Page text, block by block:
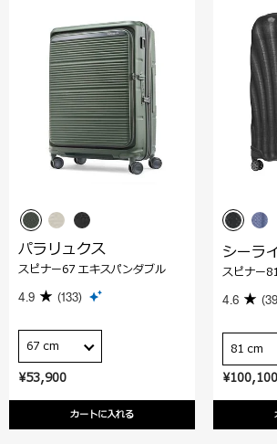
¥53,900
カートに入れる
パラリュクス
スピナー67 エキスパンダブル
4.9 (133)
67 cm
¥100,100
シーラ
スピナー
4.6
81 cm